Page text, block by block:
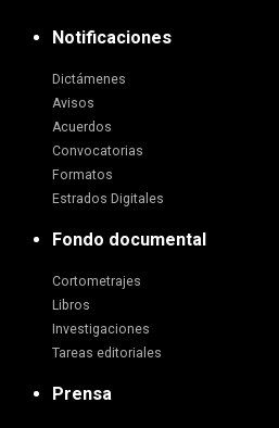
Notificaciones
Dictámenes
Avisos
Acuerdos
Convocatorias
Formatos
Estrados Digitales
Fondo documental
Cortometrajes
Libros
Investigaciones
Tareas editoriales
Prensa